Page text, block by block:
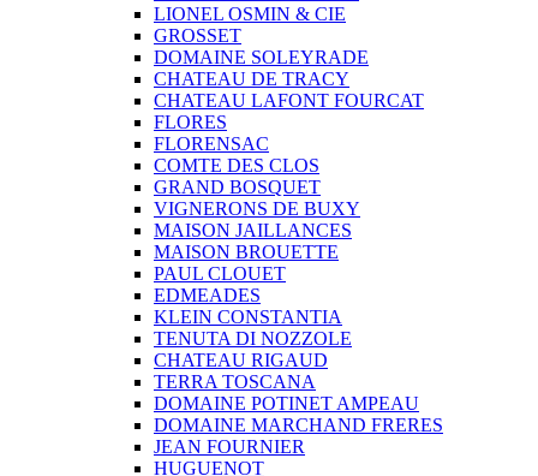
LIONEL OSMIN & CIE
GROSSET
DOMAINE SOLEYRADE
CHATEAU DE TRACY
CHATEAU LAFONT FOURCAT
FLORES
FLORENSAC
COMTE DES CLOS
GRAND BOSQUET
VIGNERONS DE BUXY
MAISON JAILLANCES
MAISON BROUETTE
PAUL CLOUET
EDMEADES
KLEIN CONSTANTIA
TENUTA DI NOZZOLE
CHATEAU RIGAUD
TERRA TOSCANA
DOMAINE POTINET AMPEAU
DOMAINE MARCHAND FRERES
JEAN FOURNIER
HUGUENOT